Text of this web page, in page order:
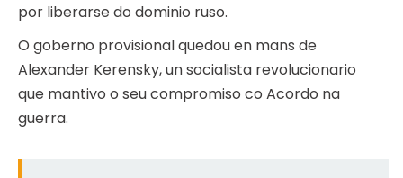
por liberarse do dominio ruso.
O goberno provisional quedou en mans de
Alexander Kerensky, un socialista revolucionario
que mantivo o seu compromiso co Acordo na
guerra.